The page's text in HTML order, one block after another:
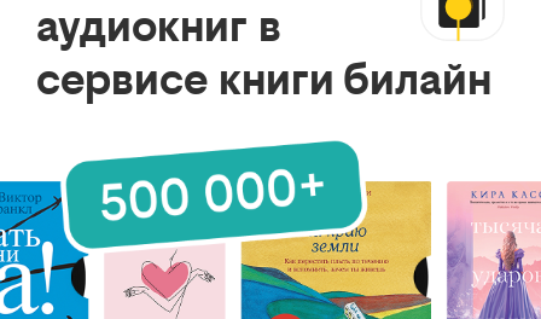
аудиокниг в
сервисе книги билайн